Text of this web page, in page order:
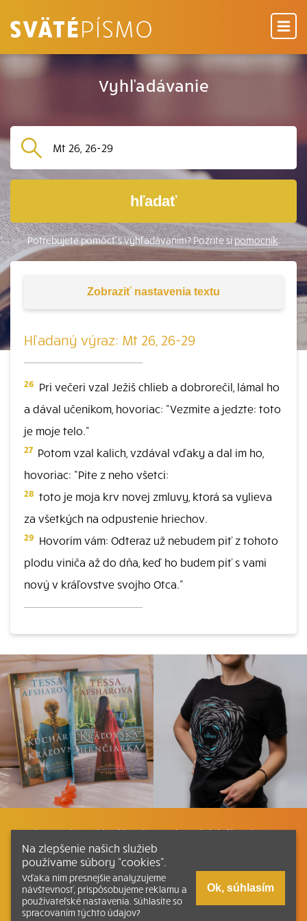
Vyhľadávanie
hľadať
Potrebujete pomôcť s vyhľadávaním? Pozrite sipomocník.
Zobraziť nastavenia textu
Hľadaný výraz: Mt 26, 26-29
26 Pri večeri vzal Ježiš chlieb a dobrorečil, lámal ho
a dával učeníkom, hovoriac: "Vezmite a jedzte: toto
je moje telo."
27 Potom vzal kalich, vzdával vďaky a dal im ho,
hovoriac: "Pite z neho všetci:
28 toto je moja krv novej zmluvy, ktorá sa vylieva
za všetkých na odpustenie hriechov.
29 Hovorím vám: Odteraz už nebudem piť z tohoto
plodu viniča až do dňa, keď ho budem piť s vami
nový v kráľovstve svojho Otca."
Listovať Plán čítania Liturgické čítania
Kontakt Ako čítať bibliu Katechizmus
Tlačená verzia Písma
Na zlepšenie našich služieb
používame súbory “cookies”.
Vďaka nim presnejšie analyzujeme
návštevnosť, prispôsobujeme reklamu a
používateľské nastavenia. Súhlasíte so
spracovaním týchto údajov?
Ok, súhlasím